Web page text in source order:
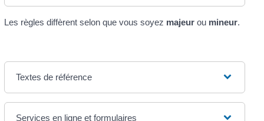
Les règles diffèrent selon que vous soyez majeurou mineur.
Textes de référence
Services en ligne et formulaires